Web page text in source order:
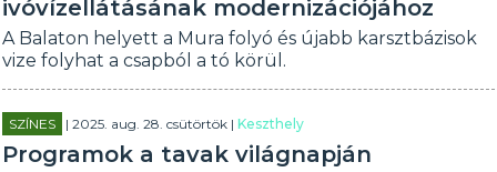
ivóvízellátásának modernizációjához
A Balaton helyett a Mura folyó és újabb karsztbázisok
vize folyhat a csapból a tó körül.
SZÍNES | 2025. aug. 28. csütörtök |Keszthely
Programok a tavak világnapján